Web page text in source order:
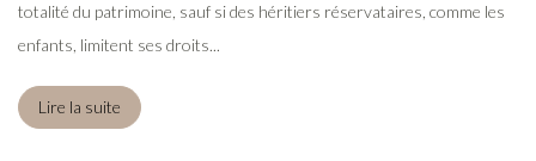
totalité du patrimoine, sauf si des héritiers réservataires, comme les
enfants, limitent ses droits...
Lire la suite